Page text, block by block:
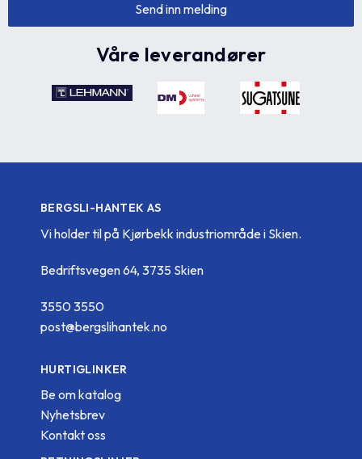
Våre leverandører
BERGSLI-HANTEK AS
Vi holder til på Kjørbekk industriområde i Skien.
Bedriftsvegen 64, 3735 Skien
3550 3550
post@bergslihantek.no
HURTIGLINKER
Be om katalog
Nyhetsbrev
Kontakt oss